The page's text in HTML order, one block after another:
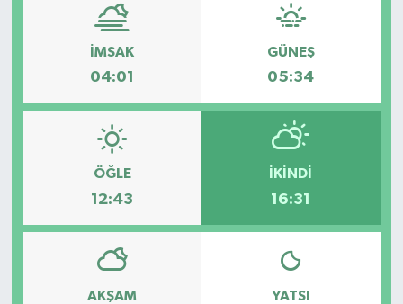
İMSAK
04:01
GÜNEŞ
05:34
ÖĞLE
12:43
İKINDI
16:31
AKŞAM YATSI